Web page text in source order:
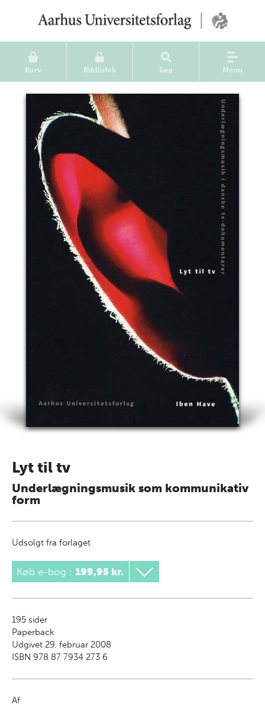
Kurv Bibliotek Søg Menu
Lyt til tv
Underlægningsmusik som kommunikativ
form
Udsolgt fra forlaget
Køb e-bog : 199,95 kr.
195 sider
Paperback
Udgivet 29. februar 2008
ISBN 978 87 7934 273 6
Af